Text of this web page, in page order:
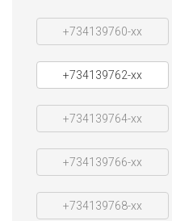
+734139760-xx
+734139762-xx
+734139764-xx
+734139766-xx
+734139768-xx